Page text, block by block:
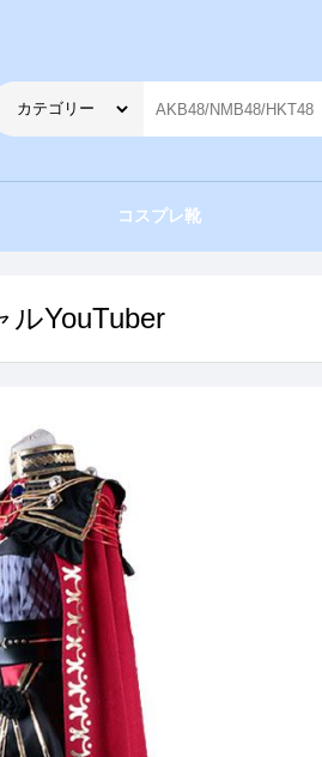
コスプレ靴
ルYouTuber